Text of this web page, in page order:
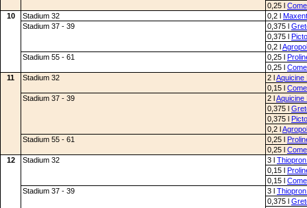
0,25 l
10
Stadium 32 0,2 l
Stadium 37 - 39
0,375 l
0,375 l
0,2 lAgropol
Stadium 55 - 61
0,25 l
0,25 l
11
Stadium 32 2 lAquicine
0,15 l
Stadium 37 - 39
2 lAquicine
0,375 l
0,375 l
0,2 lAgropol
Stadium 55 - 61
0,25 l
0,25 l
12
Stadium 32 3 l
0,15 l
0,15 l
Stadium 37 - 39
3 l
0,375 l